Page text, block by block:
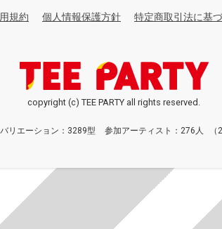
規約 個人情報保護方針 特定商取引法に基
copyright (c) TEE PARTY all rights reserved.
リエーション：3289型 参加アーティスト：276人